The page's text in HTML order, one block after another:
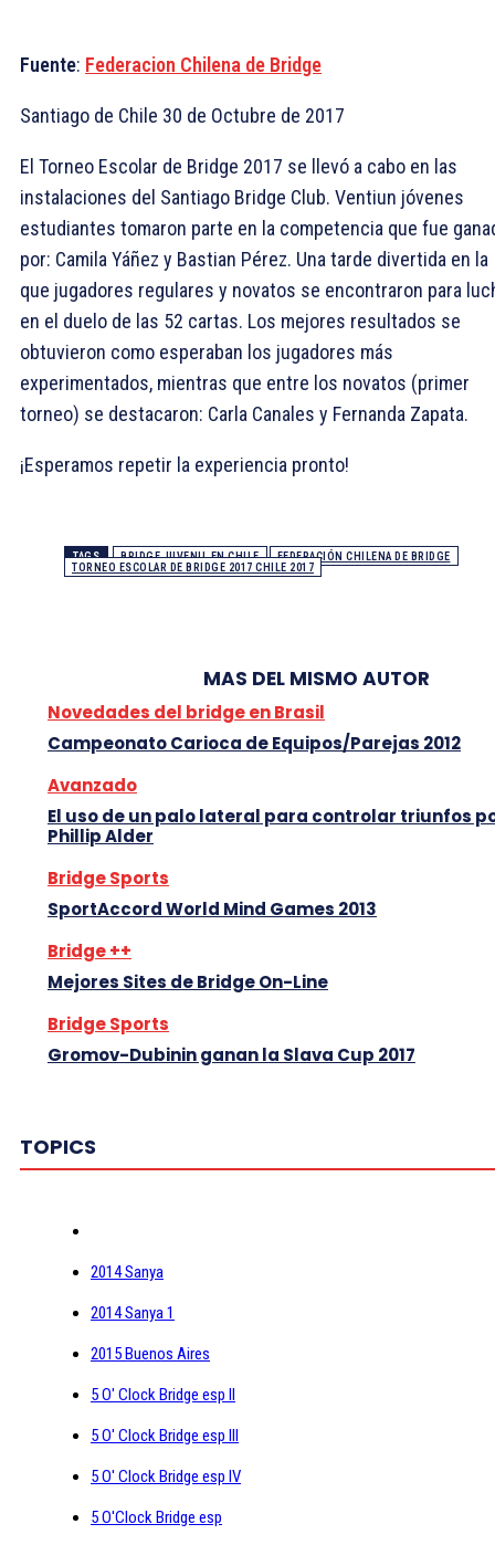
Fuente: Federacion Chilena de Bridge
Santiago de Chile 30 de Octubre de 2017
El Torneo Escolar de Bridge 2017 se llevó a cabo en las
instalaciones del Santiago Bridge Club. Ventiun jóvenes
estudiantes tomaron parte en la competencia que fue
por: Camila Yáñez y Bastian Pérez. Una tarde divertida en la
que jugadores regulares y novatos se encontraron para
en el duelo de las 52 cartas. Los mejores resultados se
obtuvieron como esperaban los jugadores más
experimentados, mientras que entre los novatos (primer
torneo) se destacaron: Carla Canales y Fernanda Zapata.
¡Esperamos repetir la experiencia pronto!
TAGS BRIDGE JUVENIL EN CHILE
FEDERACIÓN CHILENA DE BRIDGE
TORNEO ESCOLAR DE BRIDGE 2017 CHILE 2017
MAS DEL MISMO AUTOR
Novedades del bridge en Brasil
Campeonato Carioca de Equipos/Parejas 2012
Avanzado
El uso de un palo lateral para controlar triunfos
Phillip Alder
Bridge Sports
SportAccord World Mind Games 2013
Bridge ++
Mejores Sites de Bridge On-Line
Bridge Sports
Gromov-Dubinin ganan la Slava Cup 2017
TOPICS
2014 Sanya
2014 Sanya 1
2015 Buenos Aires
5 O' Clock Bridge esp II
5 O' Clock Bridge esp III
5 O' Clock Bridge esp IV
5 O'Clock Bridge esp